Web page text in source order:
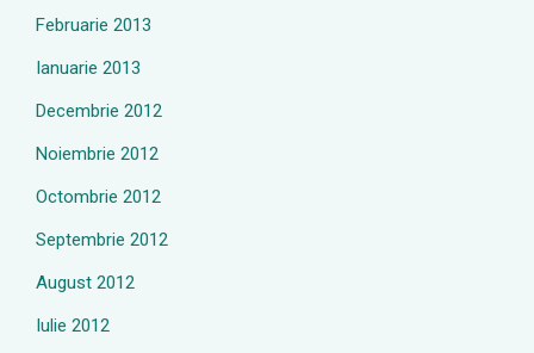
Februarie 2013
Ianuarie 2013
Decembrie 2012
Noiembrie 2012
Octombrie 2012
Septembrie 2012
August 2012
Iulie 2012